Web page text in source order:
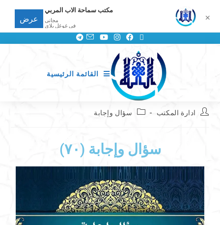
القائمة الرئيسية
ادارة المكتب سؤال وإجابة
سؤال وإجابة (٧٠)
✕
مكتب سماحة الاب المربي
مجانى
في غوغل بلاي
عرض